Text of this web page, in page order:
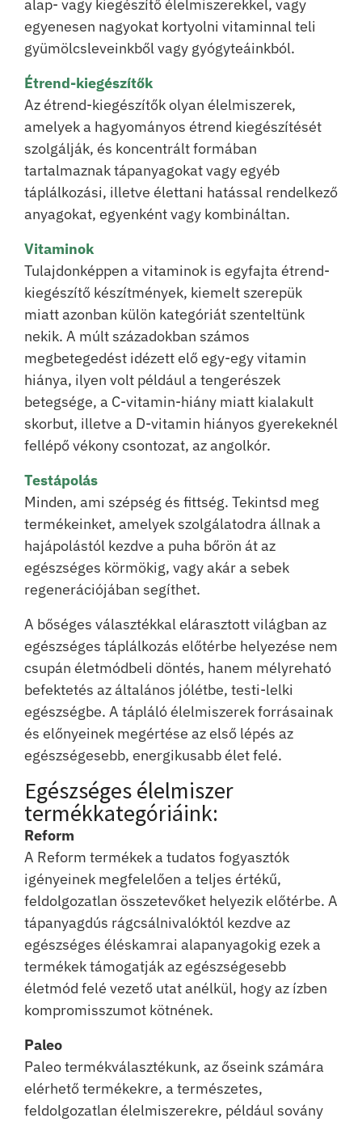
alap- vagy kiegészítő élelmiszerekkel, vagy
egyenesen nagyokat kortyolni vitaminnal teli
gyümölcsleveinkből vagy gyógyteáinkból.
Étrend-kiegészítők
Az étrend-kiegészítők olyan élelmiszerek,
amelyek a hagyományos étrend kiegészítését
szolgálják, és koncentrált formában
tartalmaznak tápanyagokat vagy egyéb
táplálkozási, illetve élettani hatással rendelkező
anyagokat, egyenként vagy kombináltan.
Vitaminok
Tulajdonképpen a vitaminok is egyfajta étrend-
kiegészítő készítmények, kiemelt szerepük
miatt azonban külön kategóriát szenteltünk
nekik. A múlt századokban számos
megbetegedést idézett elő egy-egy vitamin
hiánya, ilyen volt például a tengerészek
betegsége, a C-vitamin-hiány miatt kialakult
skorbut, illetve a D-vitamin hiányos gyerekeknél
fellépő vékony csontozat, az angolkór.
Testápolás
Minden, ami szépség és fittség. Tekintsd meg
termékeinket, amelyek szolgálatodra állnak a
hajápolástól kezdve a puha bőrön át az
egészséges körmökig, vagy akár a sebek
regenerációjában segíthet.
A bőséges választékkal elárasztott világban az
egészséges táplálkozás előtérbe helyezése nem
csupán életmódbeli döntés, hanem mélyreható
befektetés az általános jólétbe, testi-lelki
egészségbe. A tápláló élelmiszerek forrásainak
és előnyeinek megértése az első lépés az
egészségesebb, energikusabb élet felé.
Egészséges élelmiszer
termékkategóriáink:
Reform
A Reform termékek a tudatos fogyasztók
igényeinek megfelelően a teljes értékű,
feldolgozatlan összetevőket helyezik előtérbe. A
tápanyagdús rágcsálnivalóktól kezdve az
egészséges éléskamrai alapanyagokig ezek a
termékek támogatják az egészségesebb
életmód felé vezető utat anélkül, hogy az ízben
kompromisszumot kötnének.
Paleo
Paleo termékválasztékunk, az őseink számára
elérhető termékekre, a természetes,
feldolgozatlan élelmiszerekre, például sovány